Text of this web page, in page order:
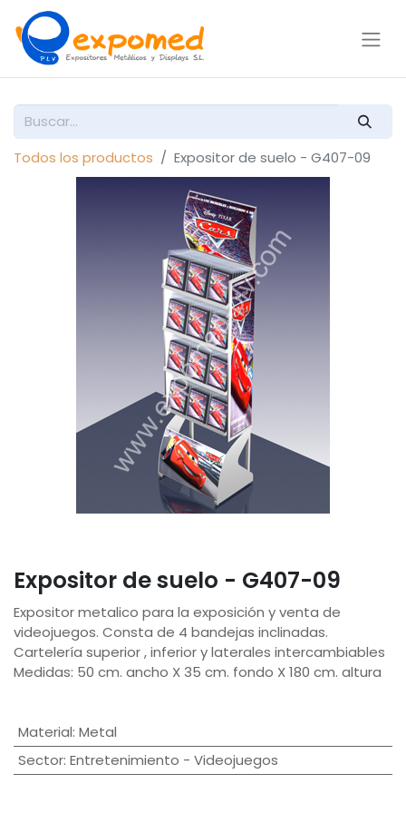
Todos los productos Expositor de suelo - G407-09
Expositor de suelo - G407-09
Expositor metalico para la exposición y venta de
videojuegos. Consta de 4 bandejas inclinadas.
Cartelería superior , inferior y laterales intercambiables
Medidas: 50 cm. ancho X 35 cm. fondo X 180 cm. altura
Material: Metal
Sector: Entretenimiento - Videojuegos